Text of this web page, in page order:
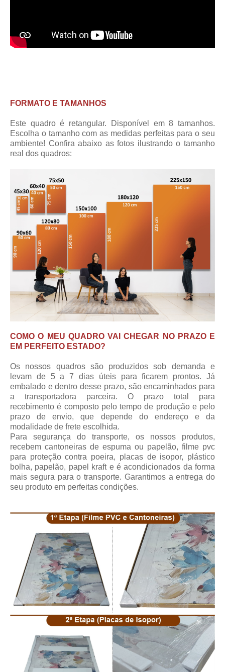
FORMATO E TAMANHOS
Este quadro é retangular. Disponível em 8 tamanhos.
Escolha o tamanho com as medidas perfeitas para o seu
ambiente! Confira abaixo as fotos ilustrando o tamanho
real dos quadros:
COMO O MEU QUADRO VAI CHEGAR NO PRAZO E
EM PERFEITO ESTADO?
Os nossos quadros são produzidos sob demanda e
levam de 5 a 7 dias úteis para ficarem prontos. Já
embalado e dentro desse prazo, são encaminhados para
a transportadora parceira. O prazo total para
recebimento é composto pelo tempo de produção e pelo
prazo de envio, que depende do endereço e da
modalidade de frete escolhida.
Para segurança do transporte, os nossos produtos,
recebem cantoneiras de espuma ou papelão, filme pvc
para proteção contra poeira, placas de isopor, plástico
bolha, papelão, papel kraft e é acondicionados da forma
mais segura para o transporte. Garantimos a entrega do
seu produto em perfeitas condições.